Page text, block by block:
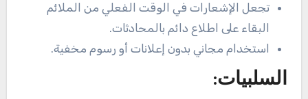
تجعل الإشعارات في الوقت الفعلي من الملائم
البقاء على اطلاع دائم بالمحادثات.
استخدام مجاني بدون إعلانات أو رسوم مخفية.
السلبيات: